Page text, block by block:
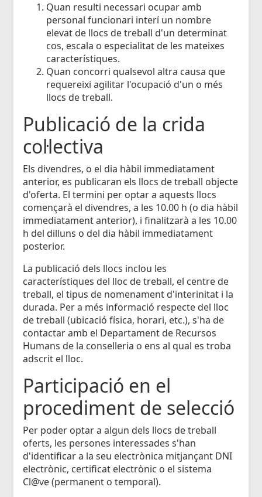
Quan resulti necessari ocupar amb
personal funcionari interí un nombre
elevat de llocs de treball d'un determinat
cos, escala o especialitat de les mateixes
característiques.
Quan concorri qualsevol altra causa que
requereixi agilitar l'ocupació d'un o més
llocs de treball.
Publicació de la crida
col·lectiva
Els divendres, o el dia hàbil immediatament
anterior, es publicaran els llocs de treball objecte
d'oferta. El termini per optar a aquests llocs
començarà el divendres, a les 10.00 h (o dia hàbil
immediatament anterior), i finalitzarà a les 10.00
h del dilluns o del dia hàbil immediatament
posterior.
La publicació dels llocs inclou les
característiques del lloc de treball, el centre de
treball, el tipus de nomenament d'interinitat i la
durada. Per a més informació respecte del lloc
de treball (ubicació física, horari, etc.), s'ha de
contactar amb el Departament de Recursos
Humans de la conselleria o ens al qual es troba
adscrit el lloc.
Participació en el
procediment de selecció
Per poder optar a algun dels llocs de treball
oferts, les persones interessades s'han
d'identificar a la seu electrònica mitjançant DNI
electrònic, certificat electrònic o el sistema
Cl@ve (permanent o temporal).